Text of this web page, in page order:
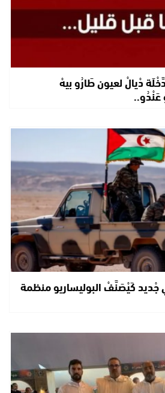
دْيالْ لعيون طَارُو بيهْ
عَنْدُو..
كَيْصَنَّفْ البوليساريو منظمة